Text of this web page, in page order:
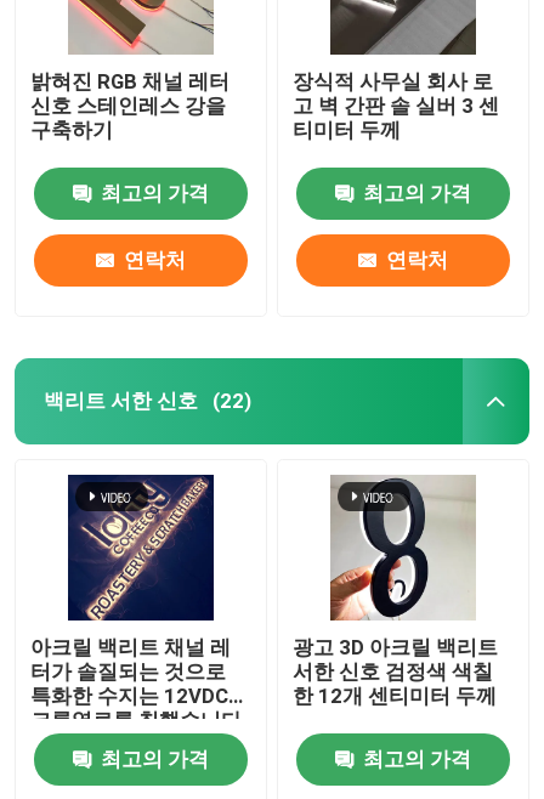
밝혀진 RGB 채널 레터
신호 스테인레스 강을
구축하기
최고의 가격
연락처
장식적 사무실 회사 로
고 벽 간판 솔 실버 3 센
티미터 두께
최고의 가격
연락처
백리트 서한 신호 (22)
아크릴 백리트 채널 레
터가 솔질되는 것으로
특화한 수지는 12VDC에
크롬염료를 칠했습니다
최고의 가격
광고 3D 아크릴 백리트
서한 신호 검정색 색칠
한 12개 센티미터 두께
최고의 가격